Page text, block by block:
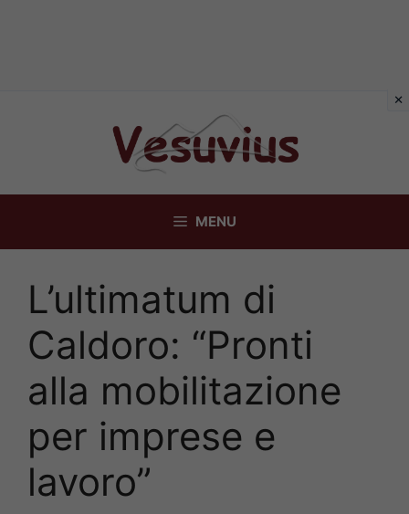
MENU
L’ultimatum di
Caldoro: “Pronti
alla mobilitazione
per imprese e
lavoro”